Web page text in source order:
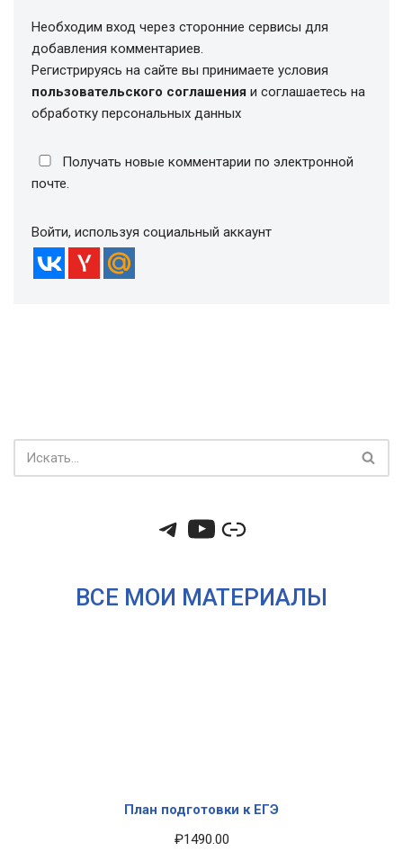
Необходим вход через сторонние сервисы для
добавления комментариев.
Регистрируясь на сайте вы принимаете условия
пользовательского соглашения и соглашаетесь на
обработку персональных данных
Получать новые комментарии по электронной
почте.
Войти, используя социальный аккаунт
ВСЕ МОИ МАТЕРИАЛЫ
План подготовки к ЕГЭ
₽1490.00